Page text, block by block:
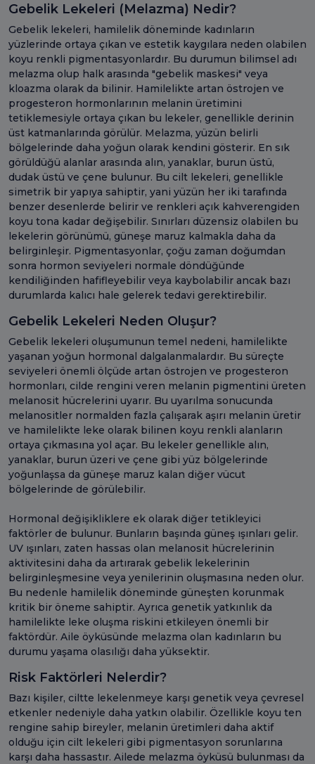
Gebelik Lekeleri (Melazma) Nedir?
Gebelik lekeleri, hamilelik döneminde kadınların
yüzlerinde ortaya çıkan ve estetik kaygılara neden olabilen
koyu renkli pigmentasyonlardır. Bu durumun bilimsel adı
melazma olup halk arasında "gebelik maskesi" veya
kloazma olarak da bilinir. Hamilelikte artan östrojen ve
progesteron hormonlarının melanin üretimini
tetiklemesiyle ortaya çıkan bu lekeler, genellikle derinin
üst katmanlarında görülür. Melazma, yüzün belirli
bölgelerinde daha yoğun olarak kendini gösterir. En sık
görüldüğü alanlar arasında alın, yanaklar, burun üstü,
dudak üstü ve çene bulunur. Bu cilt lekeleri, genellikle
simetrik bir yapıya sahiptir, yani yüzün her iki tarafında
benzer desenlerde belirir ve renkleri açık kahverengiden
koyu tona kadar değişebilir. Sınırları düzensiz olabilen bu
lekelerin görünümü, güneşe maruz kalmakla daha da
belirginleşir. Pigmentasyonlar, çoğu zaman doğumdan
sonra hormon seviyeleri normale döndüğünde
kendiliğinden hafifleyebilir veya kaybolabilir ancak bazı
durumlarda kalıcı hale gelerek tedavi gerektirebilir.
Gebelik Lekeleri Neden Oluşur?
Gebelik lekeleri oluşumunun temel nedeni, hamilelikte
yaşanan yoğun hormonal dalgalanmalardır. Bu süreçte
seviyeleri önemli ölçüde artan östrojen ve progesteron
hormonları, cilde rengini veren melanin pigmentini üreten
melanosit hücrelerini uyarır. Bu uyarılma sonucunda
melanositler normalden fazla çalışarak aşırı melanin üretir
ve hamilelikte leke olarak bilinen koyu renkli alanların
ortaya çıkmasına yol açar. Bu lekeler genellikle alın,
yanaklar, burun üzeri ve çene gibi yüz bölgelerinde
yoğunlaşsa da güneşe maruz kalan diğer vücut
bölgelerinde de görülebilir.
Hormonal değişikliklere ek olarak diğer tetikleyici
faktörler de bulunur. Bunların başında güneş ışınları gelir.
UV ışınları, zaten hassas olan melanosit hücrelerinin
aktivitesini daha da artırarak gebelik lekelerinin
belirginleşmesine veya yenilerinin oluşmasına neden olur.
Bu nedenle hamilelik döneminde güneşten korunmak
kritik bir öneme sahiptir. Ayrıca genetik yatkınlık da
hamilelikte leke oluşma riskini etkileyen önemli bir
faktördür. Aile öyküsünde melazma olan kadınların bu
durumu yaşama olasılığı daha yüksektir.
Risk Faktörleri Nelerdir?
Bazı kişiler, ciltte lekelenmeye karşı genetik veya çevresel
etkenler nedeniyle daha yatkın olabilir. Özellikle koyu ten
rengine sahip bireyler, melanin üretimleri daha aktif
olduğu için cilt lekeleri gibi pigmentasyon sorunlarına
karşı daha hassastır. Ailede melazma öyküsü bulunması da